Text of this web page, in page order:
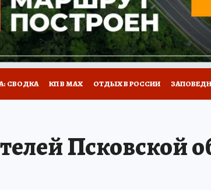
СВОДКА КП В МАХ ОТДЫХ В РОССИИ
Псковской